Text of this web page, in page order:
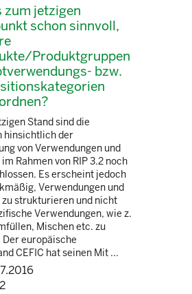
zum jetzigen
schon sinnvoll,
Produktgruppen
bzw.
Stand sind die
hinsichtlich der
von Verwendungen und
Rahmen von RIP 3.2 noch
Es erscheint jedoch
Verwendungen und
zu strukturieren und nicht
Verwendungen, wie z.
Mischen etc. zu
europäische
CEFIC hat seinen Mit ...